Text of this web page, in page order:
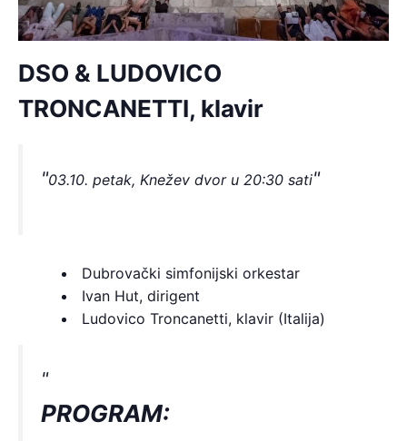
DSO & LUDOVICO
TRONCANETTI, klavir
03.10. petak, Knežev dvor u 20:30 sati
Dubrovački simfonijski orkestar
Ivan Hut, dirigent
Ludovico Troncanetti, klavir (Italija)
PROGRAM: